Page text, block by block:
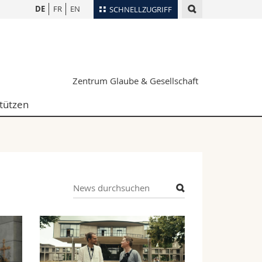
SCHNELLZUGRIFF
Bibliotheken
DE FR EN
Zentrum Glaube & Gesellschaft